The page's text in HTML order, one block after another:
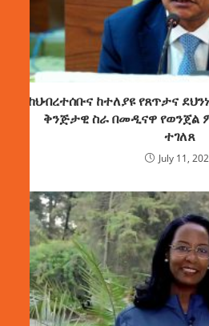
ከህብረተሰቡና ከተለያዩ የጸጥታና
ቅንጅታዊ ስራ በመዲናዋ የወንጀል
ተገለጸ
July 11,